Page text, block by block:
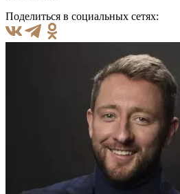
Поделиться в социальных сетях: